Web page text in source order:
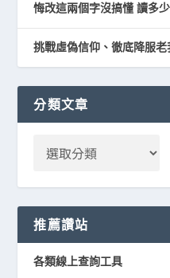
悔改這兩個字沒搞懂 讀多
挑戰虛偽信仰、徹底降服老
分類文章
推薦讚站
各類線上查詢工具